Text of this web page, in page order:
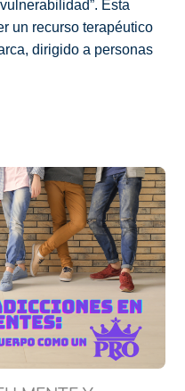
Esta
un recurso terapéutico
dirigido a personas